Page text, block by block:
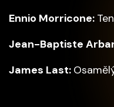
Ennio Morricone:
Jean-Baptiste
James Last: